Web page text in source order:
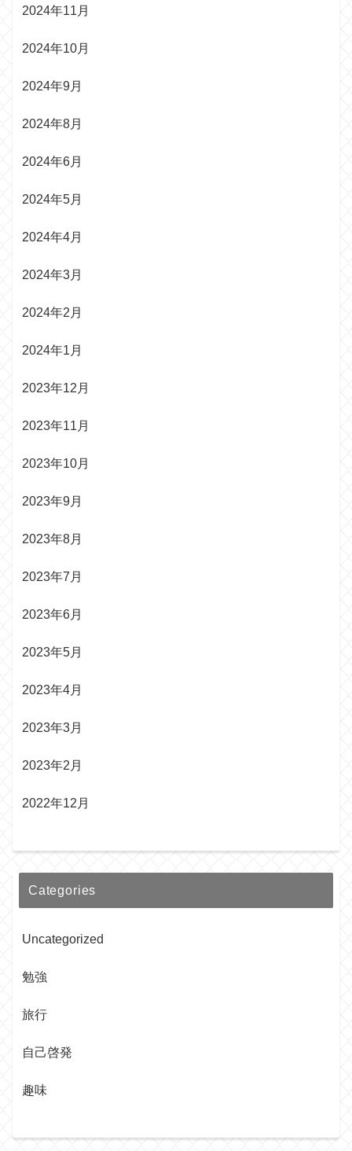
2024年11月
2024年10月
2024年9月
2024年8月
2024年6月
2024年5月
2024年4月
2024年3月
2024年2月
2024年1月
2023年12月
2023年11月
2023年10月
2023年9月
2023年8月
2023年7月
2023年6月
2023年5月
2023年4月
2023年3月
2023年2月
2022年12月
Categories
Uncategorized
勉強
旅行
自己啓発
趣味